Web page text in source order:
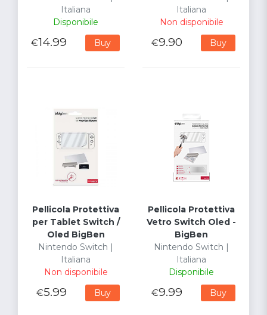
Italiana
Disponibile
€14.99 Buy
Italiana
Non disponibile
€9.90 Buy
Pellicola Protettiva
per Tablet Switch /
Oled BigBen
Nintendo Switch |
Italiana
Non disponibile
€5.99 Buy
Pellicola Protettiva
Vetro Switch Oled -
BigBen
Nintendo Switch |
Italiana
Disponibile
€9.99 Buy